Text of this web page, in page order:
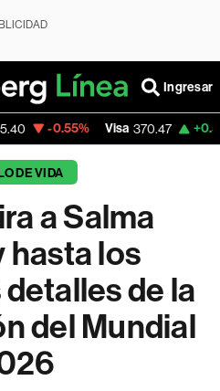
Ingresar
Visa 370.47 +0.52%
DE VIDA
a Salma
hasta los
de la
del Mundial